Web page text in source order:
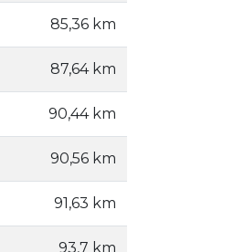
85,36 km
87,64 km
90,44 km
90,56 km
91,63 km
93,7 km